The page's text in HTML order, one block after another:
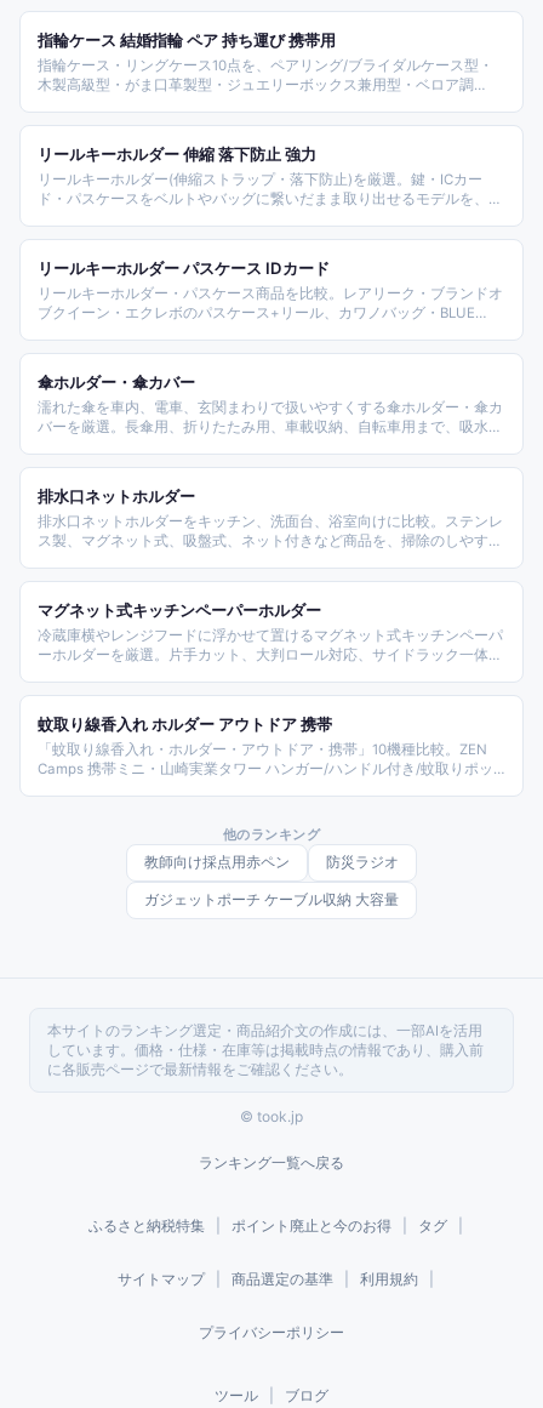
た。
指輪ケース 結婚指輪 ペア 持ち運び 携帯用
指輪ケース・リングケース10点を、ペアリング/ブライダルケース型・
木製高級型・がま口革製型・ジュエリーボックス兼用型・ベロア調
ング・ペアリングの携帯保管・贈答ギフトに対応する選択肢を整理して
リールキーホルダー 伸縮 落下防止 強力
リールキーホルダー(伸縮ストラップ・落下防止)を厳選。鍵・ICカー
ド・パスケースをベルトやバッグに繋いだまま取り出せるモデルを、素
クリップ)別に整理した。
リールキーホルダー パスケース IDカード
リールキーホルダー・パスケース商品を比較。レアリーク・ブランドオ
ブクイーン・エクレボのパスケース+リール、カワノバッグ・BLUE
ルダー、Hacoa木製、Diralオーダー、ホークアイヘルプマーク付きまで
タイプ別に整理した。
傘ホルダー・傘カバー
濡れた傘を車内、電車、玄関まわりで扱いやすくする傘ホルダー・傘カ
バーを厳選。長傘用、折りたたみ用、車載収納、自転車用まで、吸水
排水口ネットホルダー
排水口ネットホルダーをキッチン、洗面台、浴室向けに比較。ステンレ
ス製、マグネット式、吸盤式、ネット付きなど商品を、掃除のしやすさ
マグネット式キッチンペーパーホルダー
冷蔵庫横やレンジフードに浮かせて置けるマグネット式キッチンペーパ
ーホルダーを厳選。片手カット、大判ロール対応、サイドラック一体型
蚊取り線香入れ ホルダー アウトドア 携帯
「蚊取り線香入れ・ホルダー・アウトドア・携帯」10機種比較。ZEN
Camps 携帯ミニ・山崎実業タワー ハンガー/ハンドル付き/蚊取りポッ
道具店 萬古焼 蚊やりブタ日本製・八番屋 スチール製 吊り下げなど
2026年版整理。
他のランキング
教師向け採点用赤ペン 防災ラジオ
ガジェットポーチ ケーブル収納 大容量
本サイトのランキング選定・商品紹介文の作成には、一部AIを活用
しています。価格・仕様・在庫等は掲載時点の情報であり、購入前
に各販売ページで最新情報をご確認ください。
© took.jp
ランキング一覧へ戻る
ふるさと納税特集 ポイント廃止と今のお得 タグ
サイトマップ 商品選定の基準 利用規約
プライバシーポリシー
ツール ブログ